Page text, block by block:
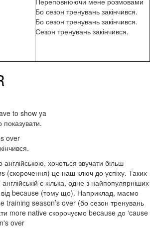
Бо сезон тренувань закінчився.
Бо сезон тренувань закінчився.
Сезон тренувань закінчився.
to show ya
показувати.
over
хочеться звучати більш
(скорочення) це наш ключ до успіху. Таких
є кілька, одне з найпопулярніших
від because (тому що). Наприклад, маємо
training season’s over (бо сезон тренувань
more native скорочуємо because до ‘cause
over